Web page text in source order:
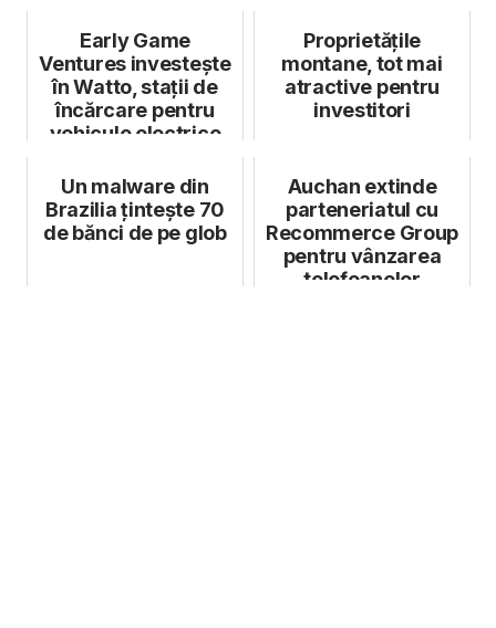
alcool
Early Game
Ventures investeşte
în Watto, stații de
încărcare pentru
vehicule electrice
Proprietățile
montane, tot mai
atractive pentru
investitori
Un malware din
Brazilia țintește 70
de bănci de pe glob
Auchan extinde
parteneriatul cu
Recommerce Group
pentru vânzarea
telefoanelor